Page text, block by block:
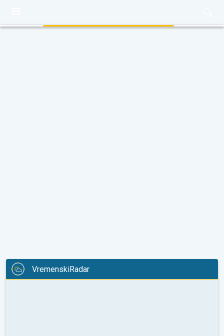
VremenskiRadar